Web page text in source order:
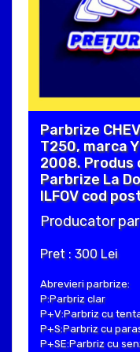
Parbrize
T250, marca
2008.
Parbrize La
ILFOV cod
Producator
Pret : 300 Lei
Abrevieri parbrize:
P:Parbriz clar
P+V:Parbriz cu
P+S:Parbriz cu
P+SE:Parbriz cu